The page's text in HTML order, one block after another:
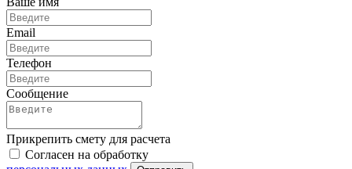
Email
Телефон
Сообщение
Прикрепить смету для расчета
Согласен на обработку